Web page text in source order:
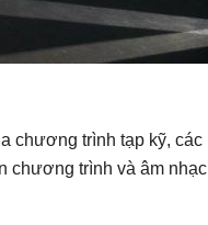
chương trình tạp kỹ, các
chương trình và âm nhạc